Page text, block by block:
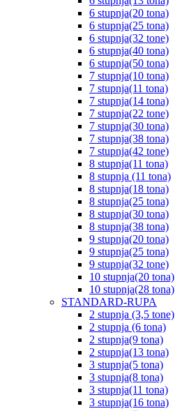
6 stupnja(20 tona)
6 stupnja(25 tona)
6 stupnja(32 tone)
6 stupnja(40 tona)
6 stupnja(50 tona)
7 stupnja(10 tona)
7 stupnja(11 tona)
7 stupnja(14 tona)
7 stupnja(22 tone)
7 stupnja(30 tona)
7 stupnja(38 tona)
7 stupnja(42 tone)
8 stupnja(11 tona)
8 stupnja (11 tona)
8 stupnja(18 tona)
8 stupnja(25 tona)
8 stupnja(30 tona)
8 stupnja(38 tona)
9 stupnja(20 tona)
9 stupnja(25 tona)
9 stupnja(32 tone)
10 stupnja(20 tona)
10 stupnja(28 tona)
STANDARD-RUPA
2 stupnja (3,5 tone)
2 stupnja (6 tona)
2 stupnja(9 tona)
2 stupnja(13 tona)
3 stupnja(5 tona)
3 stupnja(8 tona)
3 stupnja(11 tona)
3 stupnja(16 tona)